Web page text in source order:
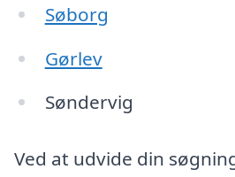
Søborg
Gørlev
Søndervig
Ved at udvide din